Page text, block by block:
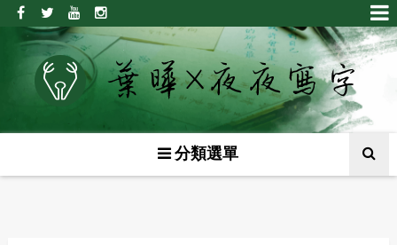
分類選單